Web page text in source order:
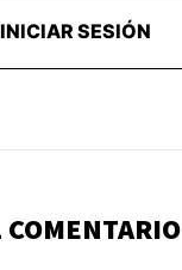
INICIAR SESIÓN
COMENTARIO